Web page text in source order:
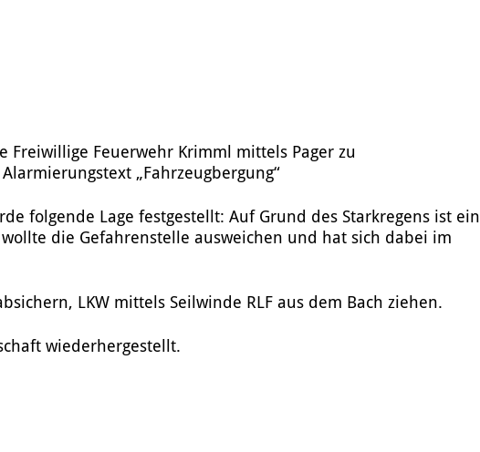
Freiwillige Feuerwehr Krimml mittels Pager zu
„Fahrzeugbergung“
folgende Lage festgestellt: Auf Grund des Starkregens ist ein
die Gefahrenstelle ausweichen und hat sich dabei im
LKW mittels Seilwinde RLF aus dem Bach ziehen.
wiederhergestellt.